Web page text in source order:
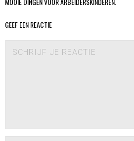
GEEF EEN REACTIE